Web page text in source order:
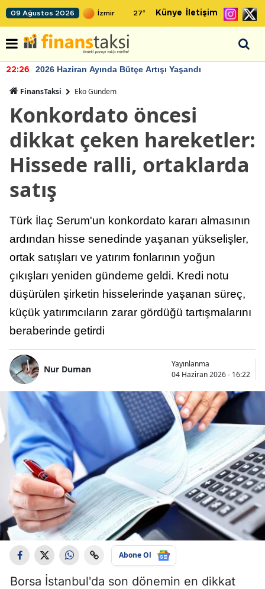
09 Ağustos 2026 27° Künye İletişim
22:26 2026 Haziran Ayında Bütçe Artışı Yaşandı
FinansTaksi Eko Gündem
Konkordato öncesi
dikkat çeken hareketler:
Hissede ralli, ortaklarda
satış
Türk İlaç Serum'un konkordato kararı almasının
ardından hisse senedinde yaşanan yükselişler,
ortak satışları ve yatırım fonlarının yoğun
çıkışları yeniden gündeme geldi. Kredi notu
düşürülen şirketin hisselerinde yaşanan süreç,
küçük yatırımcıların zarar gördüğü tartışmalarını
beraberinde getirdi
Nur Duman
Yayınlanma
04 Haziran 2026 - 16:22
Abone Ol
Borsa İstanbul'da son dönemin en dikkat